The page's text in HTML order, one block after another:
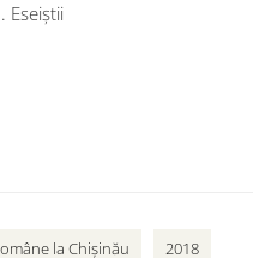
Eseiștii
la Chișinău 2018